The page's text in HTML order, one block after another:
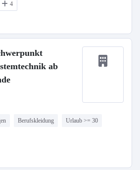
4
ab
Berufskleidung Urlaub >= 30